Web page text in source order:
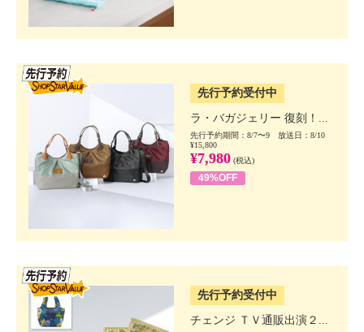
先行予約受付中
ラ・バガジェリー 復刻！...
先行予約期間：8/7〜9 放送日：8/10
¥15,800
¥7,980 (税込)
49%OFF
先行予約受付中
チェンジ ＴＶ通販出演２...